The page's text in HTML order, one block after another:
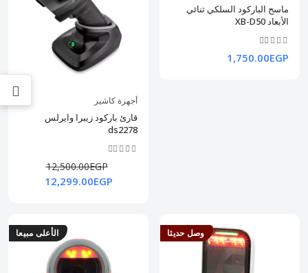
ماسح الباركود السلكي ثنائي
الأبعاد XB-D50
1,750.00EGP
أجهزة كاشير
قارئ باركود زيبرا وايرلس
ds2278
12,500.00EGP
12,299.00EGP
وصل حديثا الأعلى مبيعا